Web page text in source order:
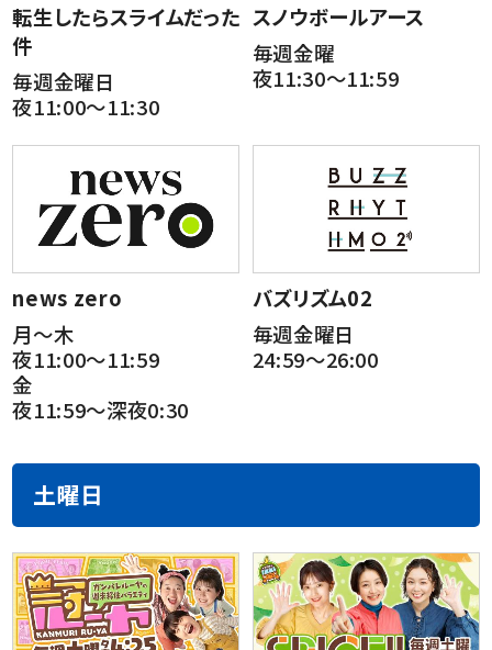
転生したらスライムだった
件
毎週金曜日
夜11:00～11:30
スノウボールアース
毎週金曜
夜11:30～11:59
news zero
月～木
夜11:00～11:59
金
夜11:59～深夜0:30
バズリズム02
毎週金曜日
24:59～26:00
土曜日